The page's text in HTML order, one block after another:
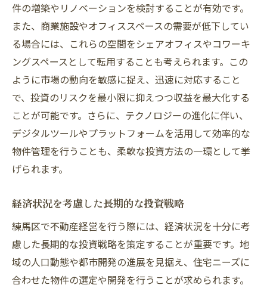
件の増築やリノベーションを検討することが有効です。
また、商業施設やオフィススペースの需要が低下してい
る場合には、これらの空間をシェアオフィスやコワーキ
ングスペースとして転用することも考えられます。この
ように市場の動向を敏感に捉え、迅速に対応すること
で、投資のリスクを最小限に抑えつつ収益を最大化する
ことが可能です。さらに、テクノロジーの進化に伴い、
デジタルツールやプラットフォームを活用して効率的な
物件管理を行うことも、柔軟な投資方法の一環として挙
げられます。
経済状況を考慮した長期的な投資戦略
練馬区で不動産経営を行う際には、経済状況を十分に考
慮した長期的な投資戦略を策定することが重要です。地
域の人口動態や都市開発の進展を見据え、住宅ニーズに
合わせた物件の選定や開発を行うことが求められます。